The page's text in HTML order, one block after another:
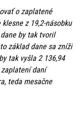
o zaplatené
z 19,2-násobku
by tak tvoril
základ dane sa zníži
tak vyšla 2 136,94
daní
teda mesačne